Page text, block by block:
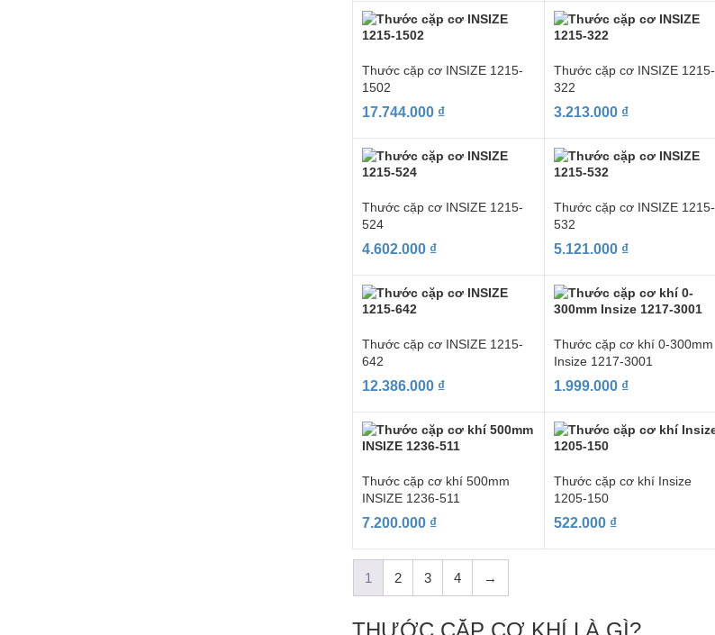
Thước cặp cơ INSIZE 1215-
1502
17.744.000 ₫
Thước cặp cơ INSIZE 1215-
322
3.213.000 ₫
Thước cặp cơ INSIZE 1215-
524
4.602.000 ₫
Thước cặp cơ INSIZE 1215-
532
5.121.000 ₫
Thước cặp cơ INSIZE 1215-
642
12.386.000 ₫
Thước cặp cơ khí 0-300mm
Insize 1217-3001
1.999.000 ₫
Thước cặp cơ khí 500mm
INSIZE 1236-511
7.200.000 ₫
Thước cặp cơ khí Insize
1205-150
522.000 ₫
1 2 3 4 →
THƯỚC CẶP CƠ KHÍ LÀ GÌ?